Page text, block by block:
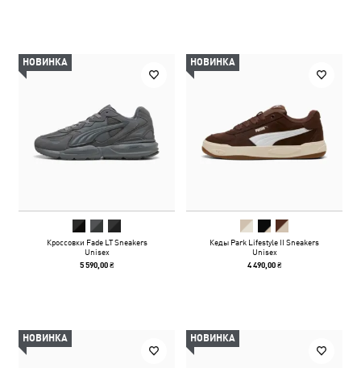
НОВИНКА
Кроссовки Fade LT Sneakers
Unisex
5 590,00 ₴
НОВИНКА
Кеды Park Lifestyle II Sneakers
Unisex
4 490,00 ₴
НОВИНКА НОВИНКА